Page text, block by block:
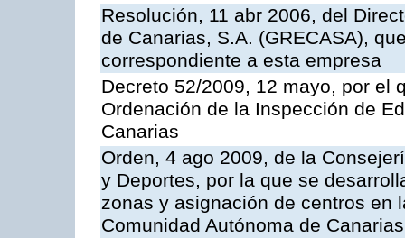
Resolución, 11 abr 2006, del
de Canarias, S.A. (GRECASA),
correspondiente a esta empresa
Decreto 52/2009, 12 mayo, por el
Ordenación de la Inspección de
Canarias
Orden, 4 ago 2009, de la
y Deportes, por la que se
zonas y asignación de centros en
Comunidad Autónoma de Canarias